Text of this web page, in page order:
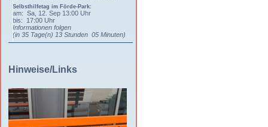
Selbsthilfetag im Förde-Park:
am: Sa, 12. Sep 13:00 Uhr
bis: 17:00 Uhr
Informationen folgen
(in 35 Tage(n) 13 Stunden 05 Minuten)
Hinweise/Links